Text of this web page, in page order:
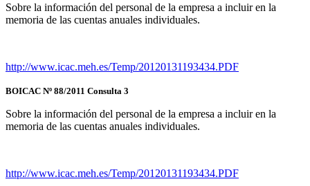
Sobre la información del personal de la empresa a incluir en la
memoria de las cuentas anuales individuales.
http://www.icac.meh.es/Temp/20120131193434.PDF
BOICAC Nº 88/2011 Consulta 3
Sobre la información del personal de la empresa a incluir en la
memoria de las cuentas anuales individuales.
http://www.icac.meh.es/Temp/20120131193434.PDF